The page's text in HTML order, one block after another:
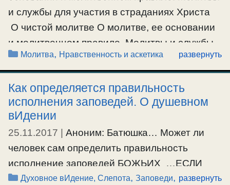
состояния, производимые его
обольщениями, …
Ещё…
#беснование,#начинающему,#самомнение,
#самоуверенность
и службы для участия в страданиях Христа
О чистой молитве О молитве, ее основании
и молитвенном правиле. Молитвы и службы
для участия в страданиях Христа. Аноним:
Странный вопрос наверно, но если вот все
равно нужно в любое время претерпевать
искушения, а зачем тогда утром и вечером …
Ещё…
#молитва
Рубрики
Молитва, Нравственность и аскетика развернуть
Как определяется правильность
исполнения заповедей. О душевном
вИдении
25.11.2017
Аноним: Батюшка… Может ли
человек сам определить правильность
исполнение заповедей БОЖЬИХ …ЕСЛИ
ОШИБСЯ ТО ПРЕЛЕСТЬ НЕМИНУЕМА……
Рубрики
Духовное вИдение, Слепота,Заповеди, развернуть